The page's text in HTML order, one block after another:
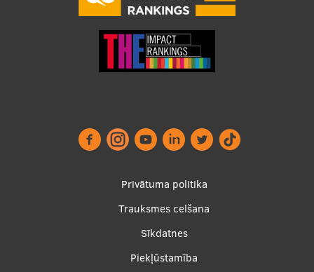
Privātuma politika
Trauksmes celšana
Sīkdatnes
Piekļūstamība